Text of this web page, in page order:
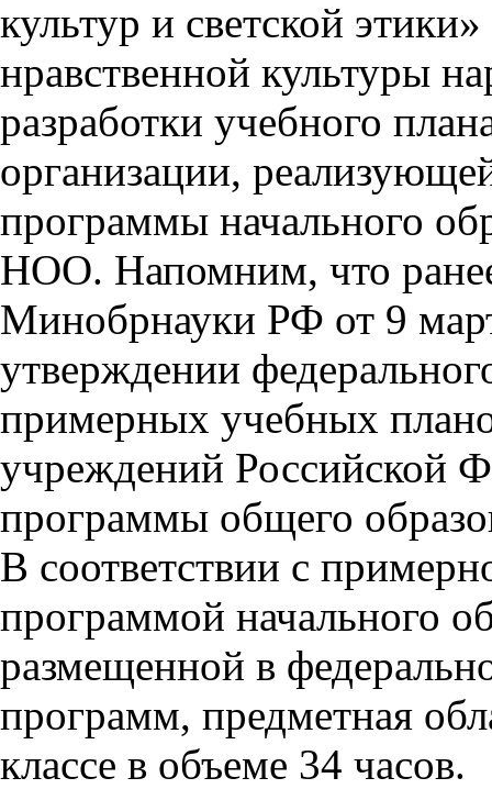
культур и светской
нравственной культуры
разработки учебного
организации,
программы начального
НОО. Напомним, что
Минобрнауки РФ от 9
утверждении
примерных учебных
учреждений Российской
программы общего
В соответствии с
программой начального
размещенной в
программ, предметная
классе в объеме 34 часов.